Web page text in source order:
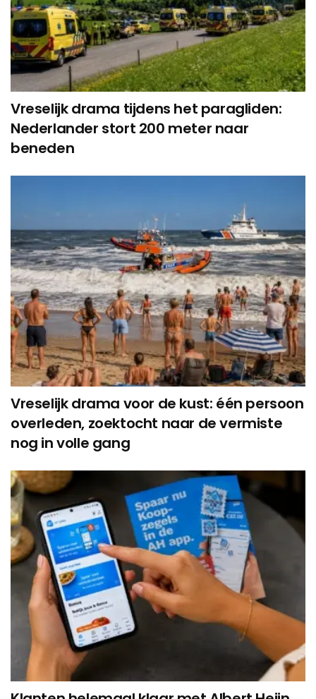
Vreselijk drama tijdens het paragliden:
Nederlander stort 200 meter naar
beneden
Vreselijk drama voor de kust: één persoon
overleden, zoektocht naar de vermiste
nog in volle gang